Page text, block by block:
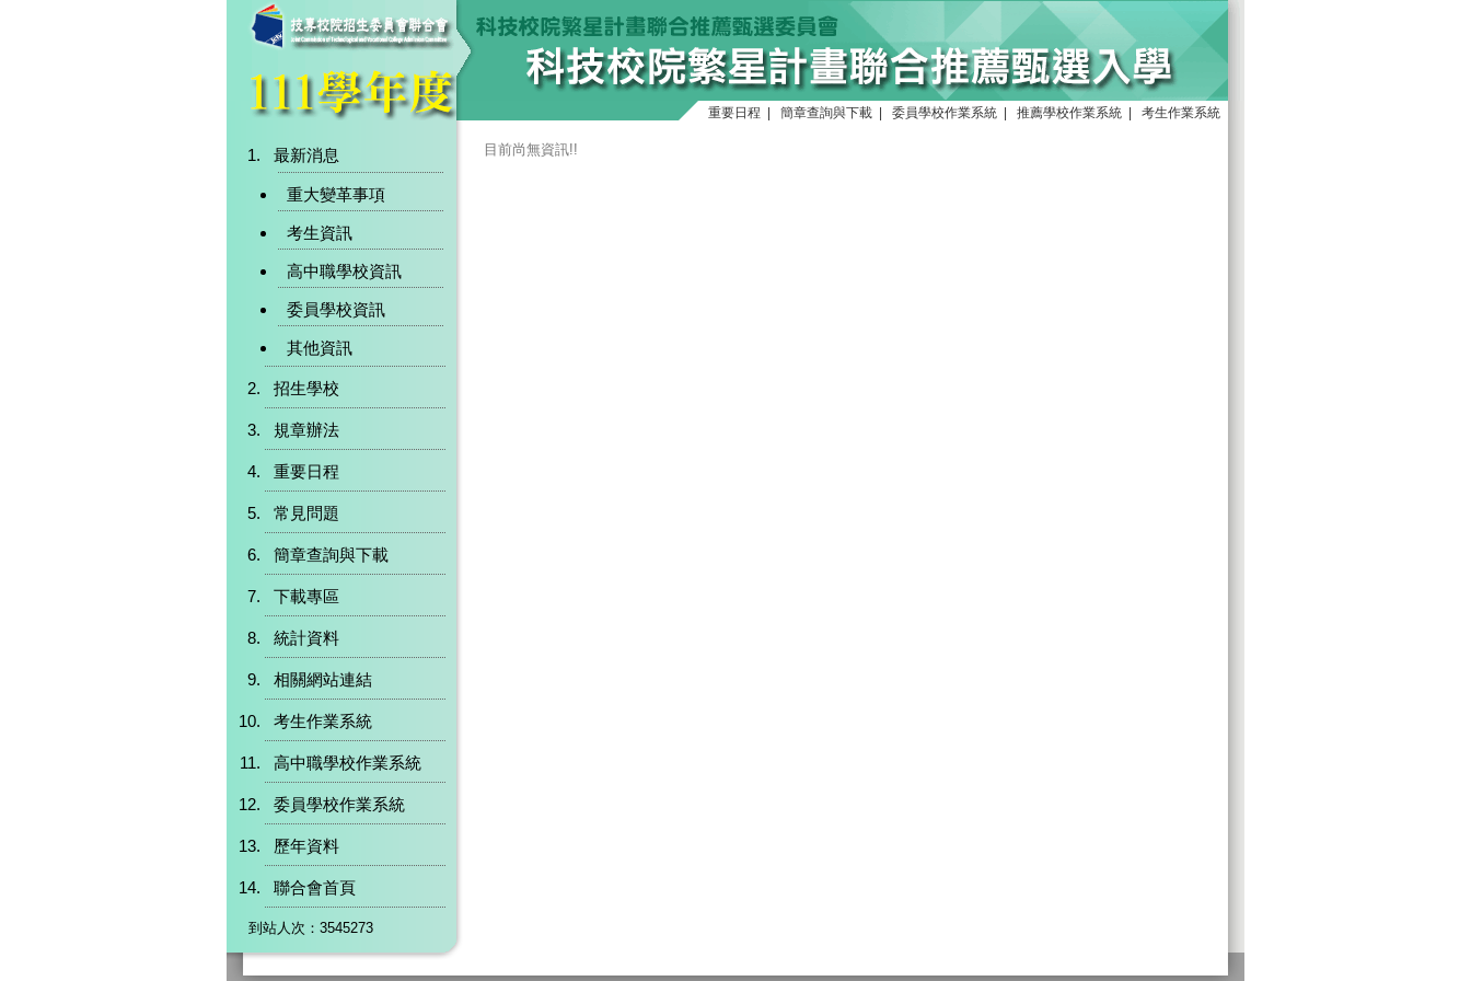
重要日程 簡章查詢與下載 委員學校作業系統 推薦學校作業系統 考生作業系統
最新消息
重大變革事項
考生資訊
高中職學校資訊
委員學校資訊
其他資訊
招生學校
規章辦法
重要日程
常見問題
簡章查詢與下載
下載專區
統計資料
相關網站連結
考生作業系統
高中職學校作業系統
委員學校作業系統
歷年資料
聯合會首頁
到站人次：3545273
目前尚無資訊!!